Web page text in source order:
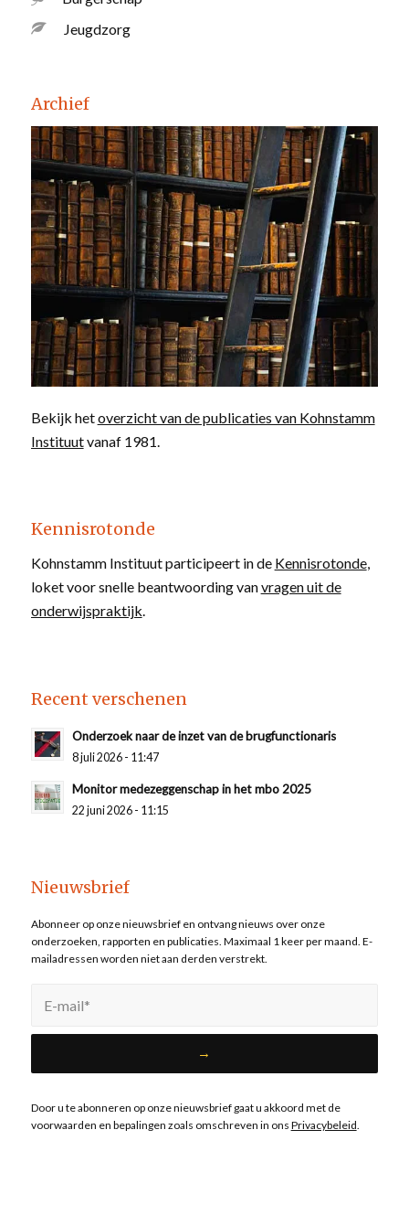
Jeugdzorg
Archief
Bekijk hetoverzicht van de publicaties van Kohnstamm
Instituutvanaf 1981.
Kennisrotonde
Kohnstamm Instituut participeert in de Kennisrotonde,
loket voor snelle beantwoording vanvragen uit de
onderwijspraktijk.
Recent verschenen
Onderzoek naar de inzet van de brugfunctionaris
8 juli 2026 - 11:47
Monitor medezeggenschap in het mbo 2025
22 juni 2026 - 11:15
Nieuwsbrief
Abonneer op onze nieuwsbrief en ontvang nieuws over onze
onderzoeken, rapporten en publicaties. Maximaal 1 keer per maand. E-
mailadressen worden niet aan derden verstrekt.
Door u te abonneren op onze nieuwsbrief gaat u akkoord met de
voorwaarden en bepalingen zoals omschreven in ons Privacybeleid